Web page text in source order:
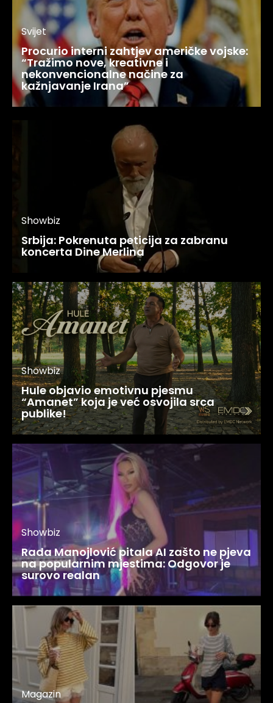
Svijet
Procurio interni zahtjev američke vojske:
“Tražimo nove, kreativne i
nekonvencionalne načine za
kažnjavanje Irana”
Showbiz
Srbija: Pokrenuta peticija za zabranu
koncerta Dine Merlina
Showbiz
Hule objavio emotivnu pjesmu
“Amanet” koja je već osvojila srca
publike!
Showbiz
Rada Manojlović pitala AI zašto ne pjeva
na popularnim mjestima: Odgovor je
surovo realan
Magazin